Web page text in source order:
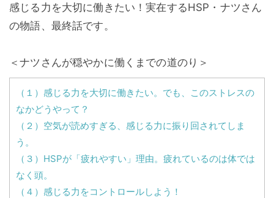
感じる力を大切に働きたい！実在するHSP・ナツさん
の物語、最終話です。
＜ナツさんが穏やかに働くまでの道のり＞
（１）感じる力を大切に働きたい。でも、このストレスの
なかどうやって？
（２）空気が読めすぎる、感じる力に振り回されてしま
う。
（３）HSPが「疲れやすい」理由。疲れているのは体では
なく頭。
（４）感じる力をコントロールしよう！